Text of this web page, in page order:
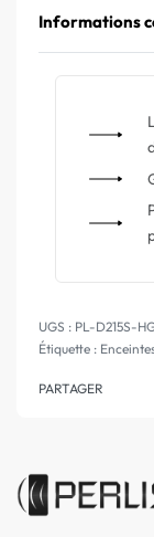
Informations
PL-D215S-
Étiquette :
PARTAGER